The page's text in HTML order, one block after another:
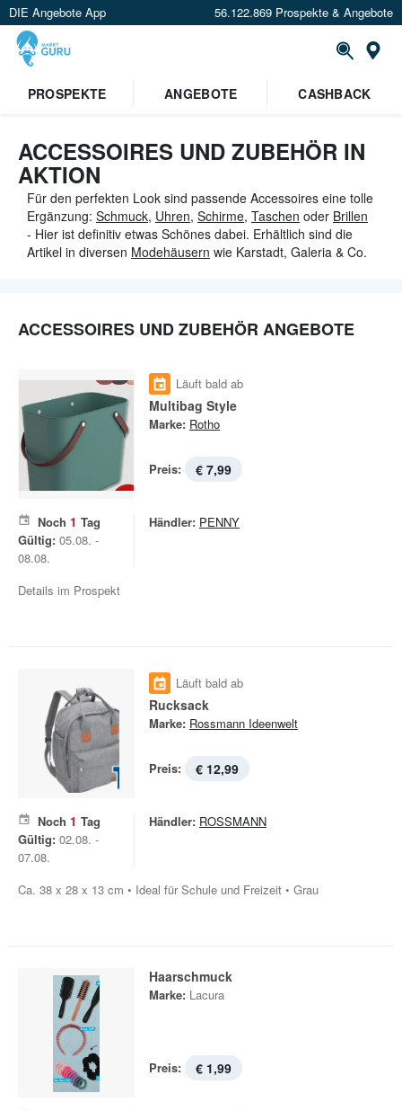
DIE Angebote App 56.122.869 Prospekte & Angebote
PROSPEKTE
ANGEBOTE CASHBACK
ACCESSOIRES UND ZUBEHÖR IN
AKTION
Für den perfekten Look sind passende Accessoires eine tolle
Ergänzung: Schmuck, Uhren, Schirme, Taschen oder Brillen
- Hier ist definitiv etwas Schönes dabei. Erhältlich sind die
Artikel in diversen Modehäusern wie Karstadt, Galeria & Co.
ACCESSOIRES UND ZUBEHÖR ANGEBOTE
Läuft bald ab
Multibag Style
Marke: Rotho
Preis: € 7,99
Noch 1 Tag
Gültig: 05.08. -
08.08.
Händler: PENNY
Details im Prospekt
Läuft bald ab
Rucksack
Marke: Rossmann Ideenwelt
Preis: € 12,99
Noch 1 Tag
Gültig: 02.08. -
07.08.
Händler: ROSSMANN
Ca. 38 x 28 x 13 cm • Ideal für Schule und Freizeit • Grau
Haarschmuck
Marke: Lacura
Preis: € 1,99